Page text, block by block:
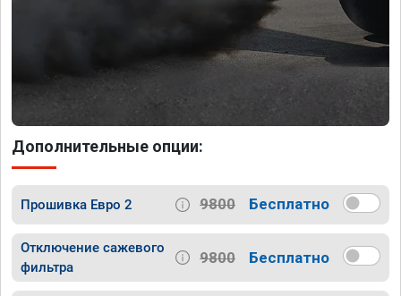
Дополнительные опции:
Прошивка Евро 2 9800 Бесплатно
Отключение сажевого
фильтра
9800 Бесплатно